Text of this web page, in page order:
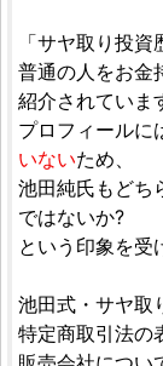
「サヤ取り投
普通の人をお金
紹介されていま
プロフィールに
いないため、
池田純氏もどち
ではないか?
という印象を受
池田式・サヤ取
特定商取引法の